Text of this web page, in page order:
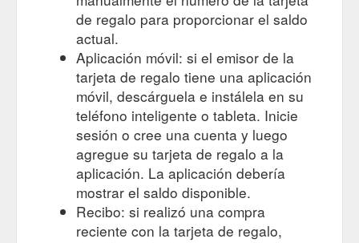
de regalo para proporcionar el saldo
actual.
Aplicación móvil: si el emisor de la
tarjeta de regalo tiene una aplicación
móvil, descárguela e instálela en su
teléfono inteligente o tableta. Inicie
sesión o cree una cuenta y luego
agregue su tarjeta de regalo a la
aplicación. La aplicación debería
mostrar el saldo disponible.
Recibo: si realizó una compra
reciente con la tarjeta de regalo,